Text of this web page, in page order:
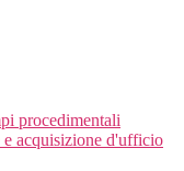
procedimentali
acquisizione d'ufficio